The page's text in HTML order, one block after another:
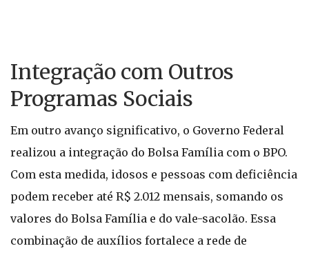
Integração com Outros
Programas Sociais
Em outro avanço significativo, o Governo Federal
realizou a integração do Bolsa Família com o BPO.
Com esta medida, idosos e pessoas com deficiência
podem receber até R$ 2.012 mensais, somando os
valores do Bolsa Família e do vale-sacolão. Essa
combinação de auxílios fortalece a rede de